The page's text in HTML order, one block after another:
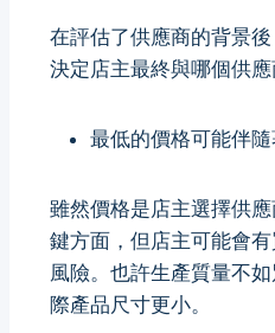
在評估了供應商的背景
決定店主最終與哪個供應
最低的價格可能伴
雖然價格是店主選擇供
鍵方面，但店主可能會
風險。也許生產質量不
際產品尺寸更小。